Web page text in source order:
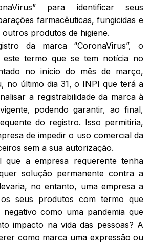
para identificar seus
farmacêuticas, fungicidas e
outros produtos de higiene.
da marca “CoronaVirus”, o
termo que se tem notícia no
no início do mês de março,
no último dia 31, o INPI que terá a
a registrabilidade da marca à
podendo garantir, ao final,
do registro. Isso permitiria,
de impedir o uso comercial da
sem a sua autorização.
que a empresa requerente tenha
solução permanente contra a
no entanto, uma empresa a
seus produtos com termo que
como uma pandemia que
impacto na vida das pessoas? A
como marca uma expressão ou